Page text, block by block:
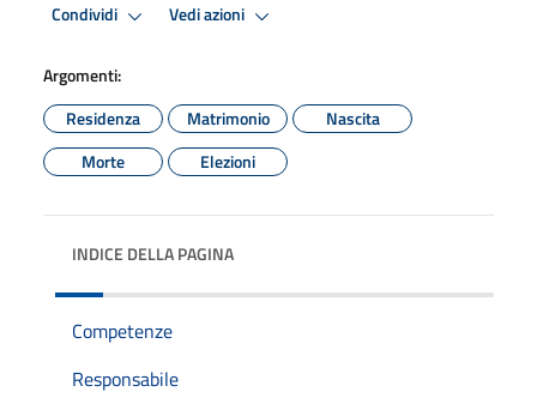
Condividi Vedi azioni
Argomenti:
Residenza
Matrimonio
Nascita
Morte
Elezioni
INDICE DELLA PAGINA
Competenze
Responsabile